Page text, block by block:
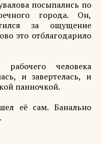
посыпались по
города. Он,
за ощущение
это отблагодарило
человека
и завертелась, и
панночкой.
её сам. Банально